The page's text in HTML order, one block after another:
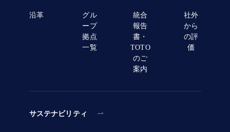
沿革
グル
ープ
拠点
一覧
統合
報告
書・
TOTO
のご
案内
社外
から
の評
価
サステナビリティ